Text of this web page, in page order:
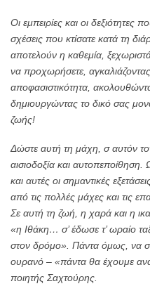
Οι εμπειρίες και οι δεξιότητες
σχέσεις που κτίσατε κατά τη
αποτελούν η καθεμία,
να προχωρήσετε,
αποφασιστικότητα,
δημιουργώντας το δικό σας
ζωής!
Δώστε αυτή τη μάχη, σ αυτόν
αισιοδοξία και
και αυτές οι σημαντικές
από τις πολλές μάχες και τις
Σε αυτή τη ζωή, η χαρά και η
«η Ιθάκη… σ’ έδωσε τ’ ωραίο
στον δρόμο». Πάντα όμως, να
ουρανό – «πάντα θα έχουμε
ποιητής Σαχτούρης.